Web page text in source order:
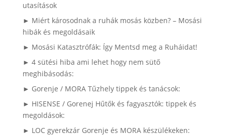
utasítások
► Miért károsodnak a ruhák mosás közben? – Mosási
hibák és megoldásaik
► Mosási Katasztrófák: Így Mentsd meg a Ruháidat!
► 4 sütési hiba ami lehet hogy nem sütő
meghibásodás:
► Gorenje / MORA Tűzhely tippek és tanácsok:
► HISENSE / Gorenej Hűtők és fagyasztók: tippek és
megoldások:
► LOC gyerekzár Gorenje és MORA készülékeken: